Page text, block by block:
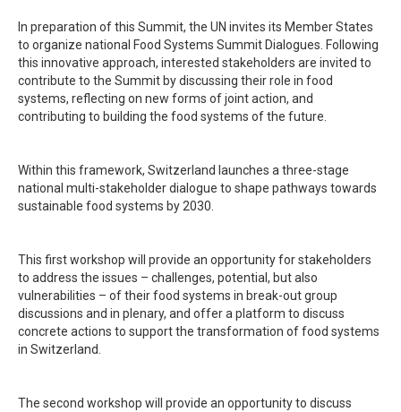
In preparation of this Summit, the UN invites its Member States
to organize national Food Systems Summit Dialogues. Following
this innovative approach, interested stakeholders are invited to
contribute to the Summit by discussing their role in food
systems, reflecting on new forms of joint action, and
contributing to building the food systems of the future.
Within this framework, Switzerland launches a three-stage
national multi-stakeholder dialogue to shape pathways towards
sustainable food systems by 2030.
This first workshop will provide an opportunity for stakeholders
to address the issues – challenges, potential, but also
vulnerabilities – of their food systems in break-out group
discussions and in plenary, and offer a platform to discuss
concrete actions to support the transformation of food systems
in Switzerland.
The second workshop will provide an opportunityto discuss